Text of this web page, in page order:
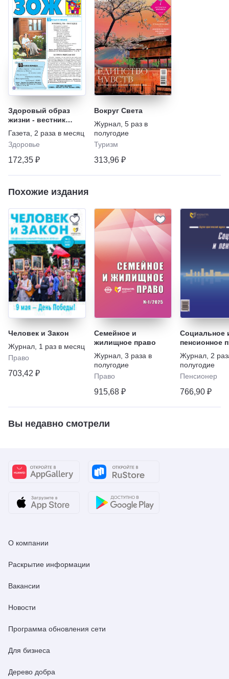
Здоровый образ
жизни - вестник
"ЗОЖ"
Газета
2 раза в месяц
Здоровье
172,35 ₽
Вокруг Света
Журнал 5 раз в
полугодие
Туризм
313,96 ₽
Похожие издания
Человек и Закон
Журнал 1 раз в месяц
Право
703,42 ₽
Семейное и
жилищное право
Журнал 3 раза в
полугодие
Право
915,68 ₽
Социальное
пенсионное
Журнал 2
полугодие
Пенсионер
766,90 ₽
Вы недавно смотрели
О компании
Раскрытие информации
Вакансии
Новости
Программа обновления сети
Для бизнеса
Дерево добра